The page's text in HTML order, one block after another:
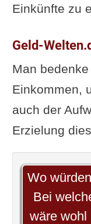
Einkünfte zu
Geld-
Man
Einkommen,
auch der
Erzielung
Wo
Bei
wäre wohl